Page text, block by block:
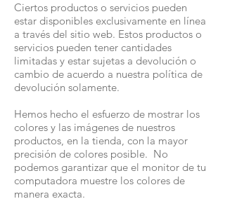
Ciertos productos o servicios pueden
estar disponibles exclusivamente en línea
a través del sitio web. Estos productos o
servicios pueden tener cantidades
limitadas y estar sujetas a devolución o
cambio de acuerdo a nuestra política de
devolución solamente.
Hemos hecho el esfuerzo de mostrar los
colores y las imágenes de nuestros
productos, en la tienda, con la mayor
precisión de colores posible. No
podemos garantizar que el monitor de tu
computadora muestre los colores de
manera exacta.